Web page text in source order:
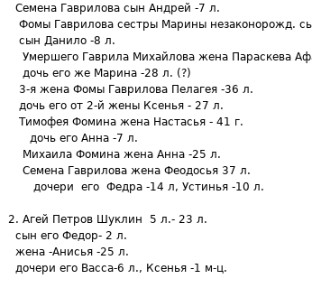
Семена Гаврилова сын Андрей -7 л.
Фомы Гаврилова сестры Марины незаконорожд.
сын Данило -8 л.
Умершего Гаврила Михайлова жена Параскева
дочь его же Марина -28 л. (?)
3-я жена Фомы Гаврилова Пелагея -36 л.
дочь его от 2-й жены Ксенья - 27 л.
Тимофея Фомина жена Настасья - 41 г.
дочь его Анна -7 л.
Михаила Фомина жена Анна -25 л.
Семена Гаврилова жена Феодосья 37 л.
дочери его Федра -14 л, Устинья -10 л.
2. Агей Петров Шуклин 5 л.- 23 л.
сын его Федор- 2 л.
жена -Анисья -25 л.
дочери его Васса-6 л., Ксенья -1 м-ц.